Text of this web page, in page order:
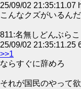
25/09/02 21:35:11.07
こんなクズがいるん
811:名無しどんぶらこ
25/09/02 21:35:11.25
>>1
ならすぐに辞めろ
それが国民のやって